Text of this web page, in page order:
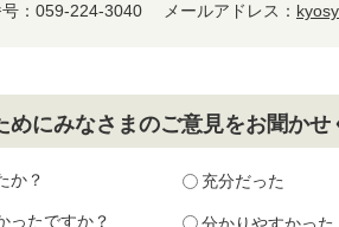
号：059-224-3040 メールアドレス：
めにみなさまのご意見をお聞かせ
か？ 充分だった
ったですか？ 分かりやすかった